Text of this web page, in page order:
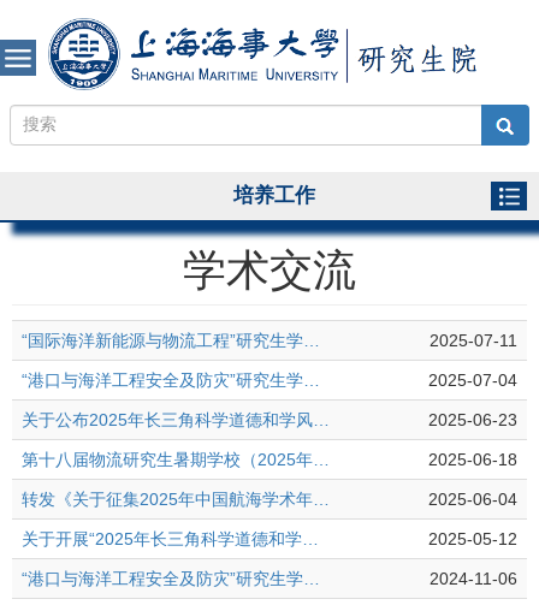
培养工作
学术交流
2025-07-11
2025-07-04
2025-06-23
2025-06-18
2025-06-04
2025-05-12
2024-11-06